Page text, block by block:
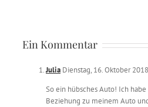
Ein Kommentar
Julia Dienstag, 16. Oktober
So ein hübsches Auto! Ich
Beziehung zu meinem Auto